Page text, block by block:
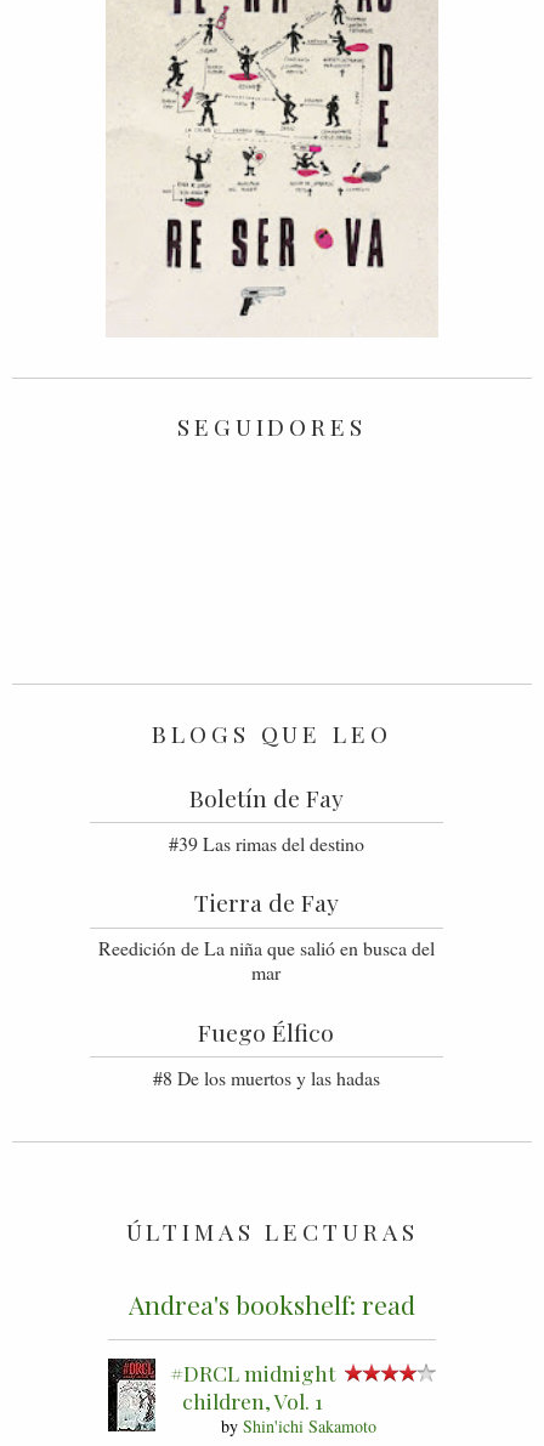
SEGUIDORES
BLOGS QUE LEO
Boletín de Fay
#39 Las rimas del destino
Tierra de Fay
Reedición de La niña que salió en busca del
mar
Fuego Élfico
#8 De los muertos y las hadas
ÚLTIMAS LECTURAS
Andrea's bookshelf: read
#DRCL midnight
children, Vol. 1
by Shin'ichi Sakamoto